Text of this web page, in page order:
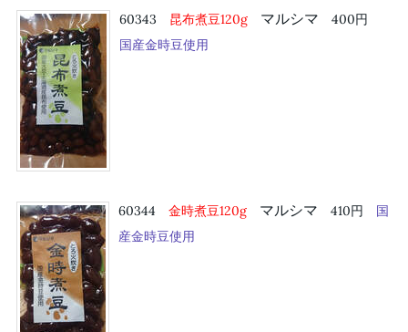
60343 昆布煮豆120g マルシマ 400円
国産金時豆使用
60344 金時煮豆120g マルシマ 410円 国
産金時豆使用